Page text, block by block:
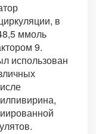
в
ммоль
9.
использован